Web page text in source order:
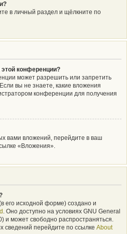
в личный раздел и щёлкните по
конференции?
может разрешить или запретить
вы не знаете, какие вложения
конференции для получения
вами вложений, перейдите в ваш
«Вложения».
его исходной форме) создано и
. Оно доступно на условиях GNU General
и может свободно распространяться.
сведений перейдите по ссылке About